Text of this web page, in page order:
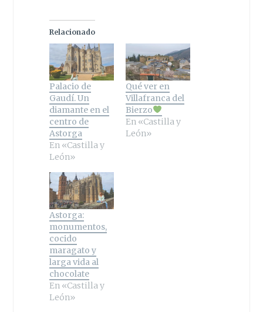
Relacionado
Palacio de
Gaudí. Un
diamante en el
centro de
Astorga
En «Castilla y
León»
Qué ver en
Villafranca del
Bierzo
En «Castilla y
León»
Astorga:
monumentos,
cocido
maragato y
larga vida al
chocolate
En «Castilla y
León»